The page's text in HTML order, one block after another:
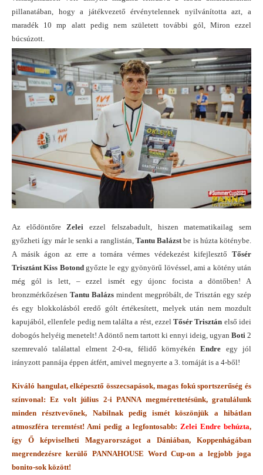
pillanatában, hogy a játékvezető érvénytelennek nyilvánította azt, a
maradék 10 mp alatt pedig nem született további gól, Miron ezzel
búcsúzott.
Az elődöntőre Zelei ezzel felszabadult, hiszen matematikailag sem
győzheti így már le senki a ranglistán, Tantu Balázst be is húzta köténybe.
A másik ágon az erre a tornára vérmes védekezést kifejlesztő Tősér
Trisztánt Kiss Botondgyőzte le egy gyönyörű lövéssel, ami a kötény után
még gól is lett, – ezzel ismét egy újonc focista a döntőben! A
bronzmérkőzésen Tantu Balázsmindent megpróbált, de Trisztán egy szép
és egy blokkolásból eredő gólt értékesített, melyek után nem mozdult
kapujából, ellenfele pedig nem találta a rést, ezzelTősér Trisztán első idei
dobogós helyéig menetelt! A döntő nem tartott ki ennyi ideig, ugyan Boti 2
szemrevaló találattal elment 2-0-ra, félidő környékénEndre egy jól
irányzott pannája éppen átfért, amivel megnyerte a 3. tornáját is a 4-ből!
Kiváló hangulat, elképesztő összecsapások, magas fokú sportszerűség és
színvonal: Ez volt július 2-i PANNA megmérettetésünk, gratulálunk
minden résztvevőnek, Nabilnak pedig ismét köszönjük a hibátlan
atmoszféra teremtést! Ami pedig a legfontosabb: Zelei Endre behúzta,
így Ő képviselheti Magyarországot a Dániában, Koppenhágában
megrendezésre kerülő PANNAHOUSE Word Cup-on a legjobb joga
bonito-sok között!